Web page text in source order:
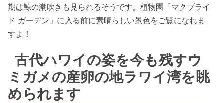
期は鯨の潮吹きも見られるそうです。植物園「マクブライ
ド ガーデン」に入る前に素晴らしい景色をご覧になれま
すよ！
古代ハワイの姿を今も残すウ
ミガメの産卵の地ラワイ湾を眺
められます